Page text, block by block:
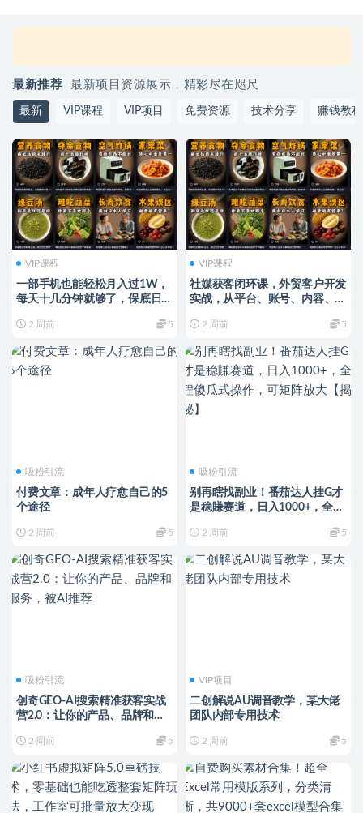
最新推荐 最新项目资源展示，精彩尽在咫尺
最新 VIP课程 VIP项目 免费资源 技术分享 赚钱教程
VIP课程
一部手机也能轻松月入过1W，
每天十几分钟就够了，保底日入
2 周前 5
VIP课程
社媒获客闭环课，外贸客户开发
实战，从平台、账号、内容、投
2 周前 5
吸粉引流
付费文章：成年人疗愈自己的5
个途径
2 周前 5
吸粉引流
别再瞎找副业！番茄达人挂G才
是稳賺赛道，日入1000+，全程
秘】2 周前 5
吸粉引流
创奇GEO-AI搜索精准获客实战
营2.0：让你的产品、品牌和服
2 周前 5
VIP项目
二创解说AU调音教学，某大佬
团队内部专用技术
2 周前 5